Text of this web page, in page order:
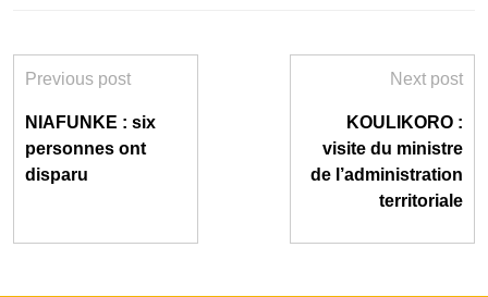
Previous post
NIAFUNKE : six
personnes ont
disparu
Next post
KOULIKORO :
visite du ministre
de l’administration
territoriale